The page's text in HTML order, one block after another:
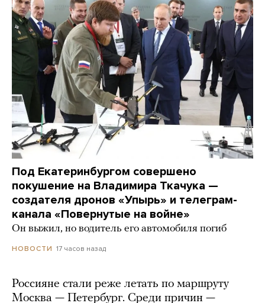
Под Екатеринбургом совершено
покушение на Владимира Ткачука —
создателя дронов «Упырь» и телеграм-
канала «Повернутые на войне»
Он выжил, но водитель его автомобиля погиб
НОВОСТИ 17 часов назад
Россияне стали реже летать по маршруту
Москва — Петербург. Среди причин —